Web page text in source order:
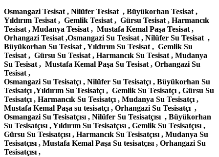
Osmangazi Tesisat , Nilüfer Tesisat , Büyükorhan Tesisat ,
Yıldırım Tesisat , Gemlik Tesisat , Gürsu Tesisat , Harmancık
Tesisat , Mudanya Tesisat , Mustafa Kemal Paşa Tesisat ,
Orhangazi Tesisat ,Osmangazi Su Tesisat , Nilüfer Su Tesisat ,
Büyükorhan Su Tesisat , Yıldırım Su Tesisat , Gemlik Su
Tesisat , Gürsu Su Tesisat , Harmancık Su Tesisat , Mudanya
Su Tesisat , Mustafa Kemal Paşa Su Tesisat , Orhangazi Su
Tesisat ,
Osmangazi Su Tesisatçı , Nilüfer Su Tesisatçı , Büyükorhan Su
Tesisatçı ,Yıldırım Su Tesisatçı , Gemlik Su Tesisatçı , Gürsu Su
Tesisatçı , Harmancık Su Tesisatçı , Mudanya Su Tesisatçı ,
Mustafa Kemal Paşa su tesisatçı , Orhangazi Su Tesisatçı ,
Osmangazi Su Tesisatçısı , Nilüfer Su Tesisatçısı , Büyükorhan
Su Tesisatçısı , Yıldırım Su Tesisatçısı , Gemlik Su Tesisatçısı ,
Gürsu Su Tesisatçısı , Harmancık Su Tesisatçısı , Mudanya Su
Tesisatçısı , Mustafa Kemal Paşa Su tesisatçısı , Orhangazi Su
Tesisatçısı ,